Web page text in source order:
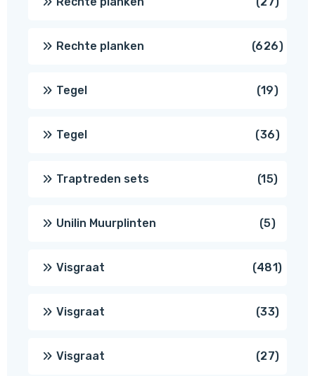
Rechte planken 626626
Tegel 1919
Tegel 3636
Traptreden sets 1515
Unilin Muurplinten 55
Visgraat 481481
Visgraat 3333
Visgraat 2727